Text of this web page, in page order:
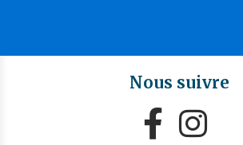
Nous suivre
 